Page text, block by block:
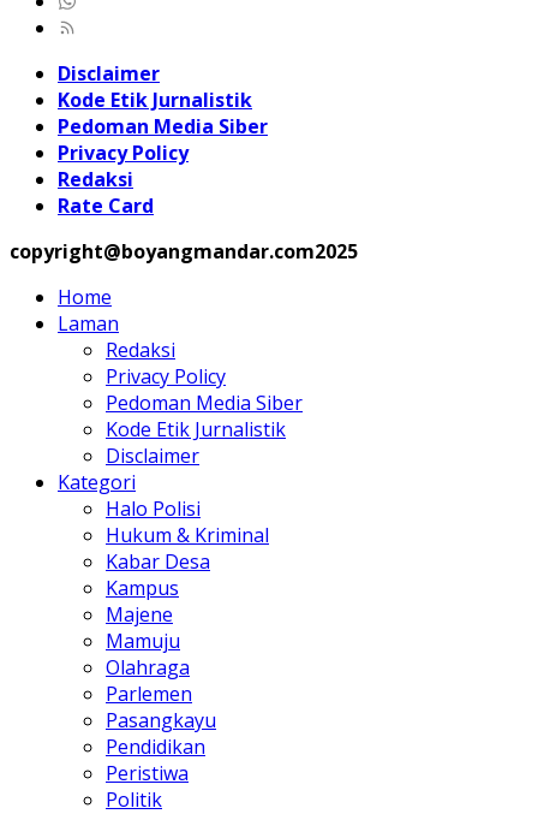
Disclaimer
Kode Etik Jurnalistik
Pedoman Media Siber
Privacy Policy
Redaksi
Rate Card
copyright@boyangmandar.com2025
Home
Laman
Redaksi
Privacy Policy
Pedoman Media Siber
Kode Etik Jurnalistik
Disclaimer
Kategori
Halo Polisi
Hukum & Kriminal
Kabar Desa
Kampus
Majene
Mamuju
Olahraga
Parlemen
Pasangkayu
Pendidikan
Peristiwa
Politik